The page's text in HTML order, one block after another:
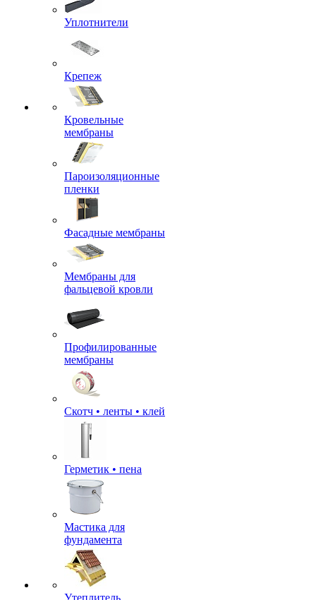
Уплотнители
Крепеж
Кровельные
мембраны
Пароизоляционные
пленки
Фасадные мембраны
Мембраны для
фальцевой кровли
Профилированные
мембраны
Скотч • ленты • клей
Герметик • пена
Мастика для
фундамента
Утеплитель